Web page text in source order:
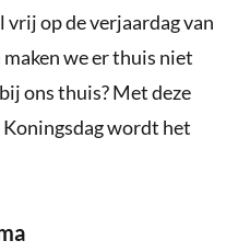
op de verjaardag van
we er thuis niet
ons thuis? Met deze
wordt het